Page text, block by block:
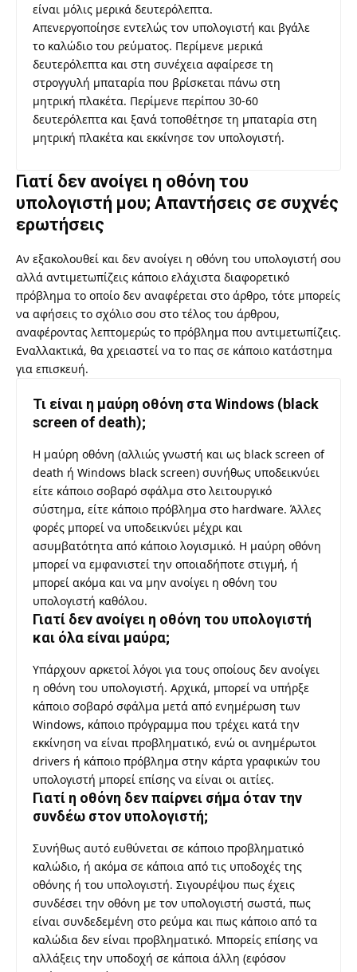
είναι μόλις μερικά δευτερόλεπτα.
Απενεργοποίησε εντελώς τον υπολογιστή και βγάλε
το καλώδιο του ρεύματος. Περίμενε μερικά
δευτερόλεπτα και στη συνέχεια αφαίρεσε τη
στρογγυλή μπαταρία που βρίσκεται πάνω στη
μητρική πλακέτα. Περίμενε περίπου 30-60
δευτερόλεπτα και ξανά τοποθέτησε τη μπαταρία στη
μητρική πλακέτα και εκκίνησε τον υπολογιστή.
Γιατί δεν ανοίγει η οθόνη του
υπολογιστή μου; Απαντήσεις σε συχνές
ερωτήσεις
Αν εξακολουθεί και δεν ανοίγει η οθόνη του υπολογιστή σου
αλλά αντιμετωπίζεις κάποιο ελάχιστα διαφορετικό
πρόβλημα το οποίο δεν αναφέρεται στο άρθρο, τότε μπορείς
να αφήσεις το σχόλιο σου στο τέλος του άρθρου,
αναφέροντας λεπτομερώς το πρόβλημα που αντιμετωπίζεις.
Εναλλακτικά, θα χρειαστεί να το πας σε κάποιο κατάστημα
για επισκευή.
Τι είναι η μαύρη οθόνη στα Windows (black
screen of death);
Η μαύρη οθόνη (αλλιώς γνωστή και ως black screen of
death ή Windows black screen) συνήθως υποδεικνύει
είτε κάποιο σοβαρό σφάλμα στο λειτουργικό
σύστημα, είτε κάποιο πρόβλημα στο hardware. Άλλες
φορές μπορεί να υποδεικνύει μέχρι και
ασυμβατότητα από κάποιο λογισμικό. Η μαύρη οθόνη
μπορεί να εμφανιστεί την οποιαδήποτε στιγμή, ή
μπορεί ακόμα και να μην ανοίγει η οθόνη του
υπολογιστή καθόλου.
Γιατί δεν ανοίγει η οθόνη του υπολογιστή
και όλα είναι μαύρα;
Υπάρχουν αρκετοί λόγοι για τους οποίους δεν ανοίγει
η οθόνη του υπολογιστή. Αρχικά, μπορεί να υπήρξε
κάποιο σοβαρό σφάλμα μετά από ενημέρωση των
Windows, κάποιο πρόγραμμα που τρέχει κατά την
εκκίνηση να είναι προβληματικό, ενώ οι ανημέρωτοι
drivers ή κάποιο πρόβλημα στην κάρτα γραφικών του
υπολογιστή μπορεί επίσης να είναι οι αιτίες.
Γιατί η οθόνη δεν παίρνει σήμα όταν την
συνδέω στον υπολογιστή;
Συνήθως αυτό ευθύνεται σε κάποιο προβληματικό
καλώδιο, ή ακόμα σε κάποια από τις υποδοχές της
οθόνης ή του υπολογιστή. Σιγουρέψου πως έχεις
συνδέσει την οθόνη με τον υπολογιστή σωστά, πως
είναι συνδεδεμένη στο ρεύμα και πως κάποιο από τα
καλώδια δεν είναι προβληματικό. Μπορείς επίσης να
αλλάξεις την υποδοχή σε κάποια άλλη (εφόσον